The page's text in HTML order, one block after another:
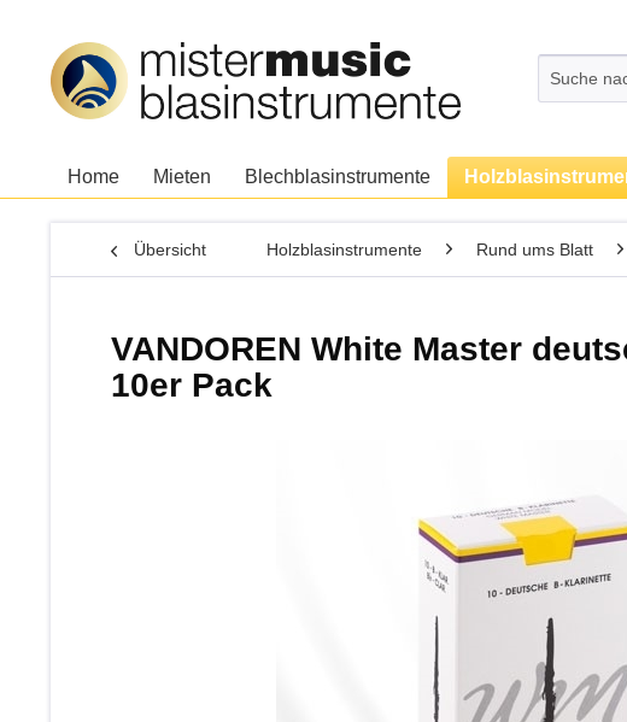
Home Mieten Blechblasinstrumente
Übersicht Holzblasinstrumente Rund ums Blatt
VANDOREN White Master
10er Pack